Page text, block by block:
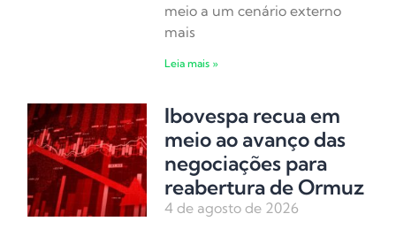
meio a um cenário externo
mais
Leia mais »
Ibovespa recua em
meio ao avanço das
negociações para
reabertura de Ormuz
4 de agosto de 2026